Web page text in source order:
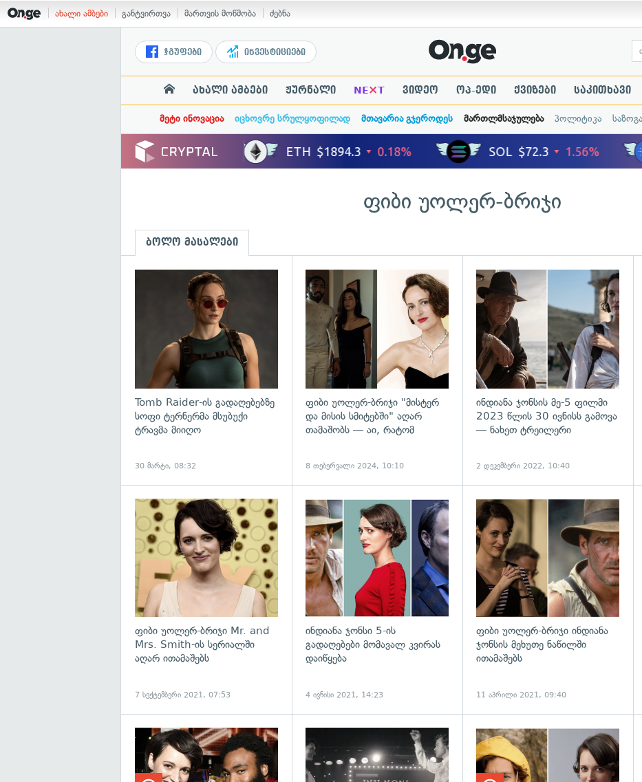
ახალი ამბები განტვირთვა მართვის მოწმობა ძებნა
ჯგუფები ინვესტიციები
ახალი ამბები ჟურნალი NE×T ვიდეო ოპ-ედი ქვიზები საკითხავი
მეტი ინოვაცია იცხოვრე სრულყოფილად მთავარია გჯეროდეს მართლმსაჯულება პოლიტიკა
ფიბი უოლერ-ბრიჯი
ბოლო მასალები
გადახედვა
Tomb Raider-ის გადაღებებზე
სოფი ტერნერმა მსუბუქი
ტრავმა მიიღო
30 მარტი, 08:32
გადახედვა
ფიბი უოლერ-ბრიჯი "მისტერ
და მისის სმიტებში" აღარ
თამაშობს — აი, რატომ
8 თებერვალი 2024, 10:10
ინდიანა ჯონსის მე-5 ფილმი
2023 წლის 30 ივნისს გამოვა
— ნახეთ ტრეილერი
2 დეკემბერი 2022, 10:40
გადახედვა
ფიბი უოლერ-ბრიჯი Mr. and
Mrs. Smith-ის სერიალში
აღარ ითამაშებს
7 სექტემბერი 2021, 07:53
გადახედვა
ინდიანა ჯონსი 5-ის
გადაღებები მომავალ კვირას
დაიწყება
4 ივნისი 2021, 14:23
ფიბი უოლერ-ბრიჯი ინდიანა
ჯონსის მეხუთე ნაწილში
ითამაშებს
11 აპრილი 2021, 09:40
გადახედვა